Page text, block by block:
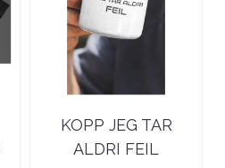
KOPP JEG TAR
ALDRI FEIL